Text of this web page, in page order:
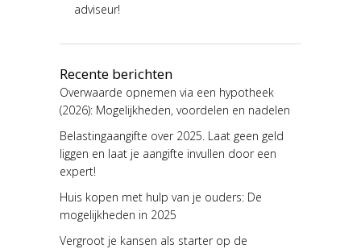
adviseur!
Recente berichten
Overwaarde opnemen via een hypotheek
(2026): Mogelijkheden, voordelen en nadelen
Belastingaangifte over 2025. Laat geen geld
liggen en laat je aangifte invullen door een
expert!
Huis kopen met hulp van je ouders: De
mogelijkheden in 2025
Vergroot je kansen als starter op de